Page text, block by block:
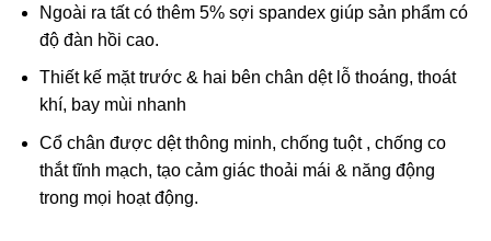
Ngoài ra tất có thêm 5% sợi spandex giúp sản phẩm có
độ đàn hồi cao.
Thiết kế mặt trước & hai bên chân dệt lỗ thoáng, thoát
khí, bay mùi nhanh
Cổ chân được dệt thông minh, chống tuột , chống co
thắt tĩnh mạch, tạo cảm giác thoải mái & năng động
trong mọi hoạt động.